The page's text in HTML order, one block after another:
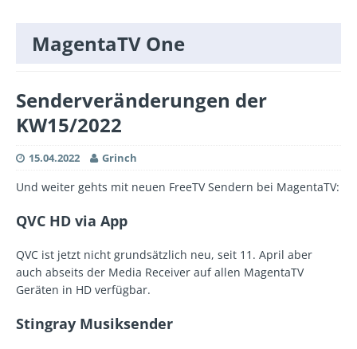
MagentaTV One
Senderveränderungen der
KW15/2022
15.04.2022 Grinch
Und weiter gehts mit neuen FreeTV Sendern bei MagentaTV:
QVC HD via App
QVC ist jetzt nicht grundsätzlich neu, seit 11. April aber
auch abseits der Media Receiver auf allen MagentaTV
Geräten in HD verfügbar.
Stingray Musiksender